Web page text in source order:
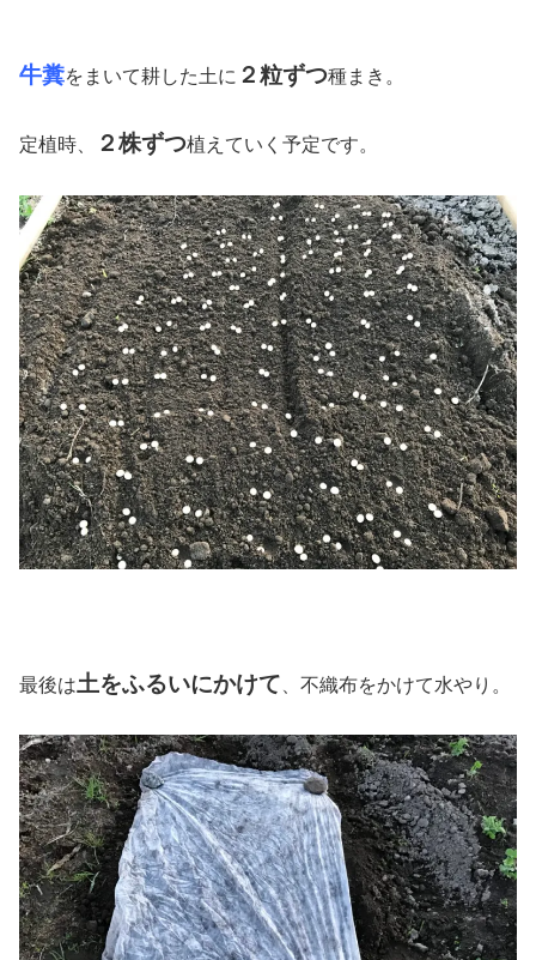
牛糞をまいて耕した土に ２粒ずつ種まき。
定植時、 ２株ずつ植えていく予定です。
最後は土をふるいにかけて 、不織布をかけて水やり。